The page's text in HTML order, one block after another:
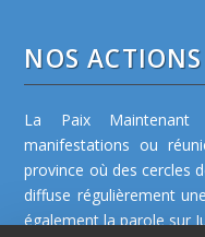
NOS ACTIONS
La Paix
manifestations ou
province où des cercles
diffuse régulièrement
également la parole sur